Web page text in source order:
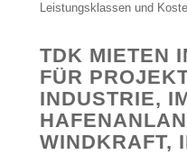
Leistungsklassen und
TDK MIETEN
FÜR
INDUSTRIE,
WINDKRAFT,